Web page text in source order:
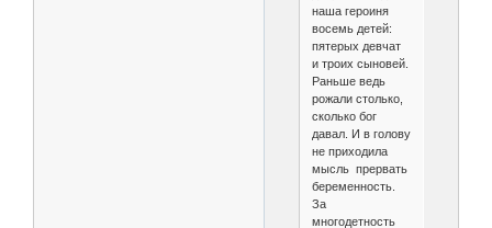
наша героиня
восемь детей:
пятерых девчат
и троих сыновей.
Раньше ведь
рожали столько,
сколько бог
давал. И в голову
не приходила
мысль прервать
беременность.
За
многодетность